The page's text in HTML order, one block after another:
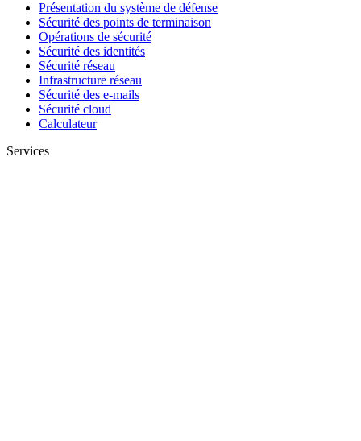
Présentation du système de défense
Sécurité des points de terminaison
Opérations de sécurité
Sécurité des identités
Sécurité réseau
Infrastructure réseau
Sécurité des e-mails
Sécurité cloud
Calculateur
Services